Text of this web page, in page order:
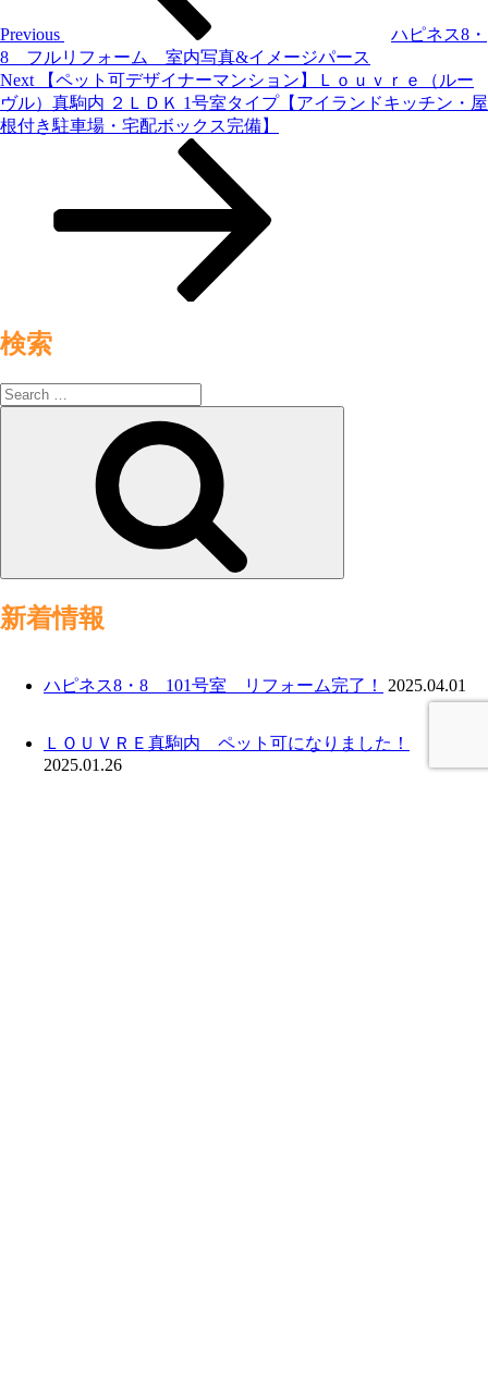
ゲ
ー
シ
ョ
Previous
ハピネス8・
8 フルリフォーム 室内写真&イメージパース
Next
Post
Next
【ペット可デザイナーマンション】Ｌｏｕｖｒｅ（ルー
ヴル）真駒内 ２ＬＤＫ 1号室タイプ【アイランドキッチン・屋
根付き駐車場・宅配ボックス完備】
検索
Search
for:
新着情報
ハピネス8・8 101号室 リフォーム完了！ 2025.04.01
ＬＯＵＶＲＥ真駒内 ペット可になりました！
2025.01.26